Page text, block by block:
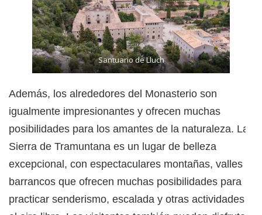
Santuario de Lluch
Además, los alrededores del Monasterio son
igualmente impresionantes y ofrecen muchas
posibilidades para los amantes de la naturaleza. La
Sierra de Tramuntana es un lugar de belleza
excepcional, con espectaculares montañas, valles y
barrancos que ofrecen muchas posibilidades para
practicar senderismo, escalada y otras actividades